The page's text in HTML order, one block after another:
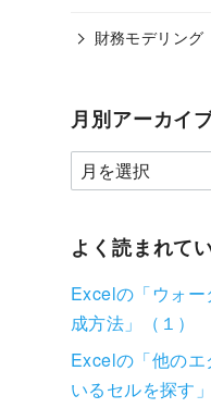
財務モデリング
月別アーカイ
よく読まれて
Excelの「ウォ
成方法」（１）
Excelの「他の
いるセルを探す」